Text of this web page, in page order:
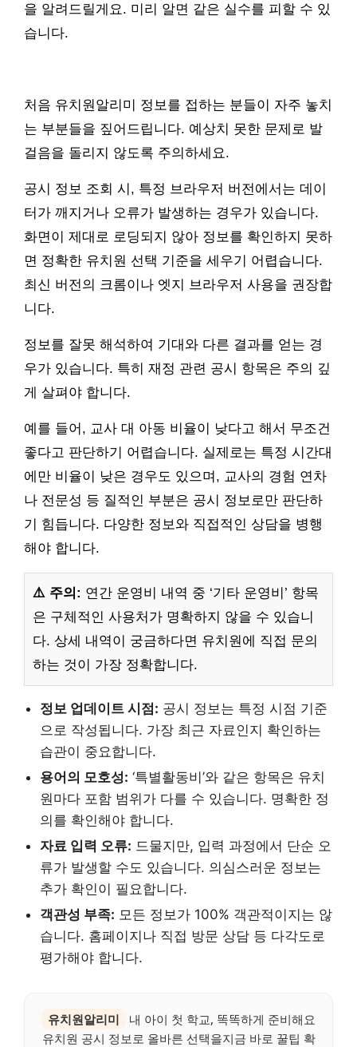
을 알려드릴게요. 미리 알면 같은 실수를 피할 수 있
습니다.
처음 유치원알리미 정보를 접하는 분들이 자주 놓치
는 부분들을 짚어드립니다. 예상치 못한 문제로 발
걸음을 돌리지 않도록 주의하세요.
공시 정보 조회 시, 특정 브라우저 버전에서는 데이
터가 깨지거나 오류가 발생하는 경우가 있습니다.
화면이 제대로 로딩되지 않아 정보를 확인하지 못하
면 정확한 유치원 선택 기준을 세우기 어렵습니다.
최신 버전의 크롬이나 엣지 브라우저 사용을 권장합
니다.
정보를 잘못 해석하여 기대와 다른 결과를 얻는 경
우가 있습니다. 특히 재정 관련 공시 항목은 주의 깊
게 살펴야 합니다.
예를 들어, 교사 대 아동 비율이 낮다고 해서 무조건
좋다고 판단하기 어렵습니다. 실제로는 특정 시간대
에만 비율이 낮은 경우도 있으며, 교사의 경험 연차
나 전문성 등 질적인 부분은 공시 정보로만 판단하
기 힘듭니다. 다양한 정보와 직접적인 상담을 병행
해야 합니다.
⚠️ 주의: 연간 운영비 내역 중 ‘기타 운영비’ 항목
은 구체적인 사용처가 명확하지 않을 수 있습니
다. 상세 내역이 궁금하다면 유치원에 직접 문의
하는 것이 가장 정확합니다.
정보 업데이트 시점: 공시 정보는 특정 시점 기준
으로 작성됩니다. 가장 최근 자료인지 확인하는
습관이 중요합니다.
용어의 모호성: ‘특별활동비’와 같은 항목은 유치
원마다 포함 범위가 다를 수 있습니다. 명확한 정
의를 확인해야 합니다.
자료 입력 오류: 드물지만, 입력 과정에서 단순 오
류가 발생할 수도 있습니다. 의심스러운 정보는
추가 확인이 필요합니다.
객관성 부족: 모든 정보가 100% 객관적이지는 않
습니다. 홈페이지나 직접 방문 상담 등 다각도로
평가해야 합니다.
유치원알리미
내 아이 첫 학교, 똑똑하게 준비해요
유치원 공시 정보로 올바른 선택을지금 바로 꿀팁 확